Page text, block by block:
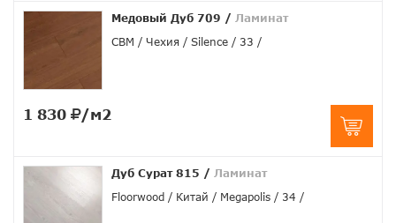
Медовый Дуб 709 / Ламинат
CBM
Чехия Silence 33
1 830 /м2
Дуб Сурат 815 / Ламинат
Floorwood
Китай Megapolis 34